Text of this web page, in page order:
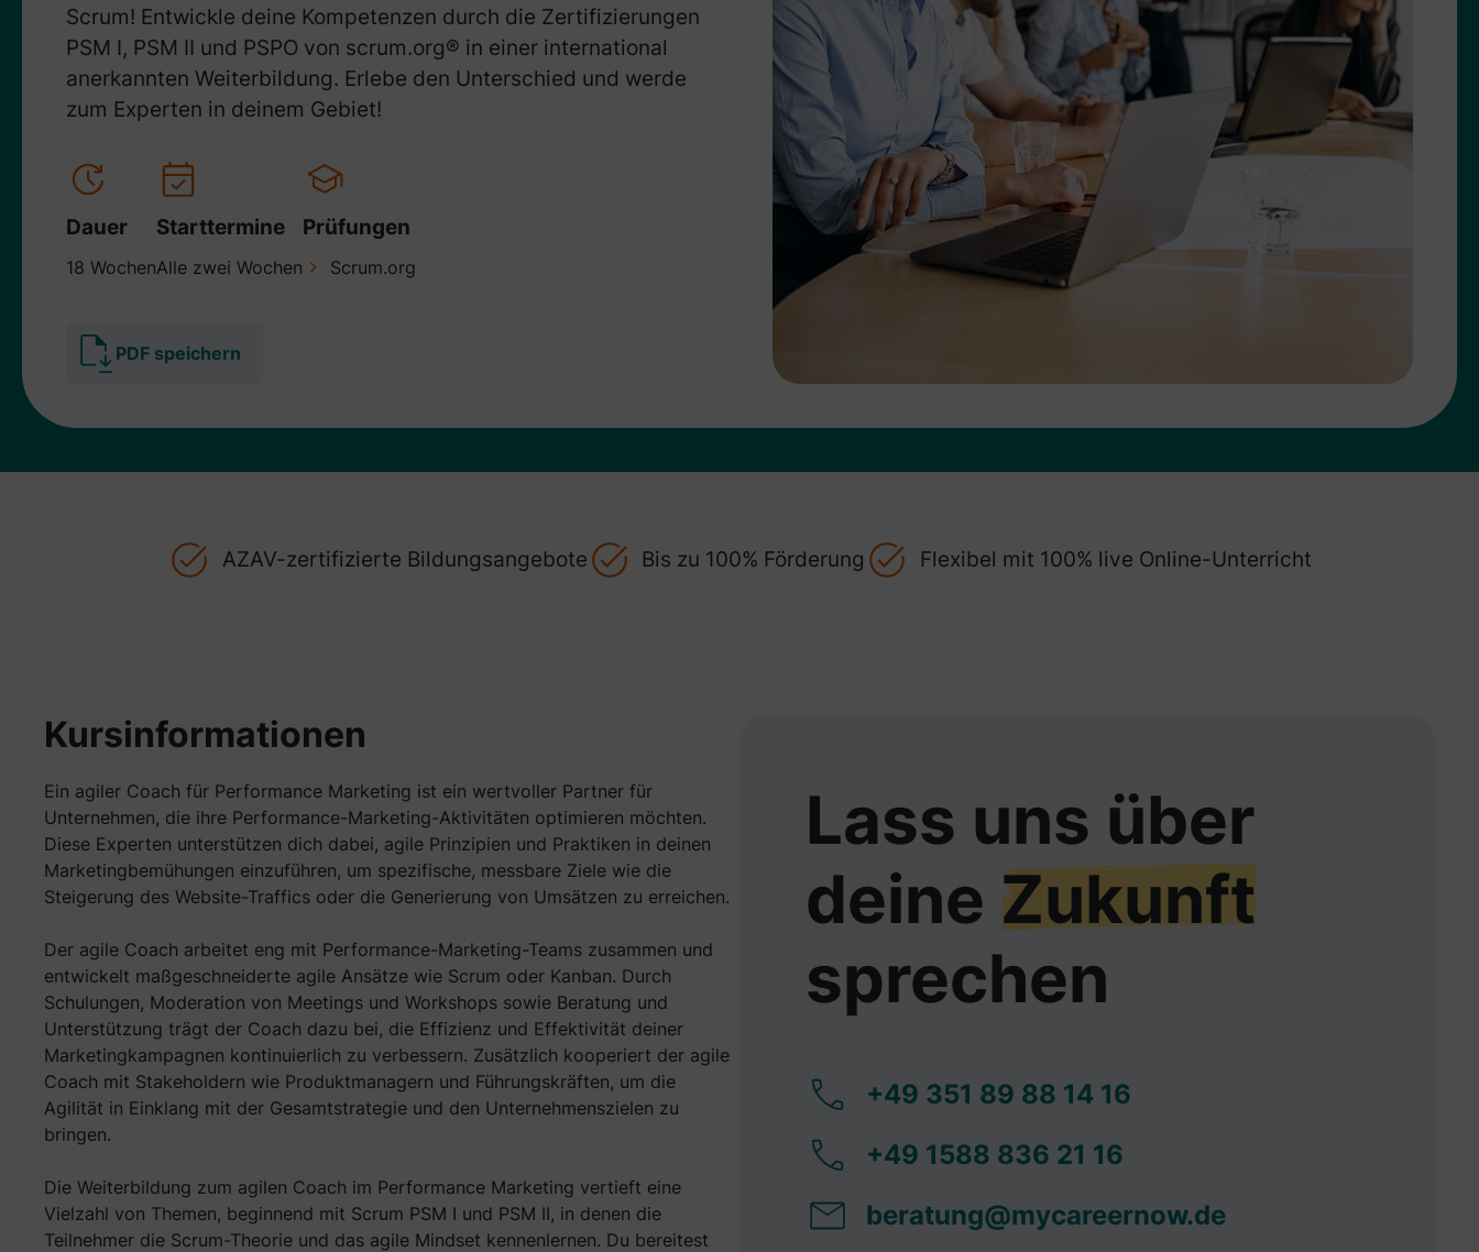
Scrum! Entwickle deine Kompetenzen durch die Zertifizierungen
PSM I, PSM II und PSPO von scrum.org® in einer international
anerkannten Weiterbildung. Erlebe den Unterschied und werde
zum Experten in deinem Gebiet!
Dauer
18 Wochen
Starttermine
Alle zwei Wochen
Prüfungen
Scrum.org
PDF speichern
AZAV-zertifizierte Bildungsangebote Bis zu 100% Förderung Flexibel mit 100% live Online-Unterricht
Kursinformationen
Ein agiler Coach für Performance Marketing ist ein wertvoller Partner für
Unternehmen, die ihre Performance-Marketing-Aktivitäten optimieren möchten.
Diese Experten unterstützen dich dabei, agile Prinzipien und Praktiken in deinen
Marketingbemühungen einzuführen, um spezifische, messbare Ziele wie die
Steigerung des Website-Traffics oder die Generierung von Umsätzen zu erreichen.
Der agile Coach arbeitet eng mit Performance-Marketing-Teams zusammen und
entwickelt maßgeschneiderte agile Ansätze wie Scrum oder Kanban. Durch
Schulungen, Moderation von Meetings und Workshops sowie Beratung und
Unterstützung trägt der Coach dazu bei, die Effizienz und Effektivität deiner
Marketingkampagnen kontinuierlich zu verbessern. Zusätzlich kooperiert der agile
Coach mit Stakeholdern wie Produktmanagern und Führungskräften, um die
Agilität in Einklang mit der Gesamtstrategie und den Unternehmenszielen zu
bringen.
Die Weiterbildung zum agilen Coach im Performance Marketing vertieft eine
Vielzahl von Themen, beginnend mit Scrum PSM I und PSM II, in denen die
Teilnehmer die Scrum-Theorie und das agile Mindset kennenlernen. Du bereitest
Lass uns über
deine Zukunft
sprechen
+49 351 89 88 14 16
+49 1588 836 21 16
beratung@mycareernow.de